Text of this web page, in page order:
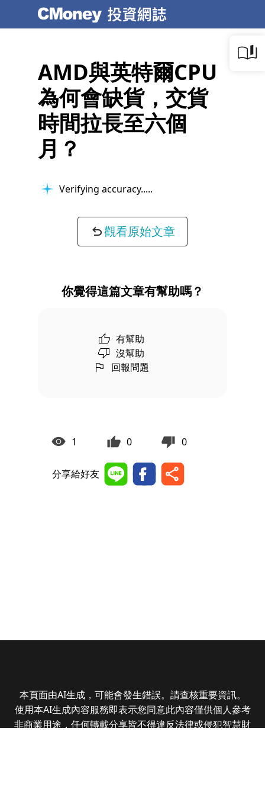
AMD與英特爾CPU
為何會缺貨，交貨
時間拉長至六個
月？
Verifying accuracy...
觀看原始文章
你覺得這篇文章有幫助嗎？
有幫助
沒幫助
回報問題
1 0 0
分享給好友
本頁面由AI生成，可能會發生錯誤。請查核重要資訊。
使用本AI生成內容服務即表示您同意此內容僅供個人參考
非商業用途，任何轉載分享皆不得違反法律或侵犯智慧財